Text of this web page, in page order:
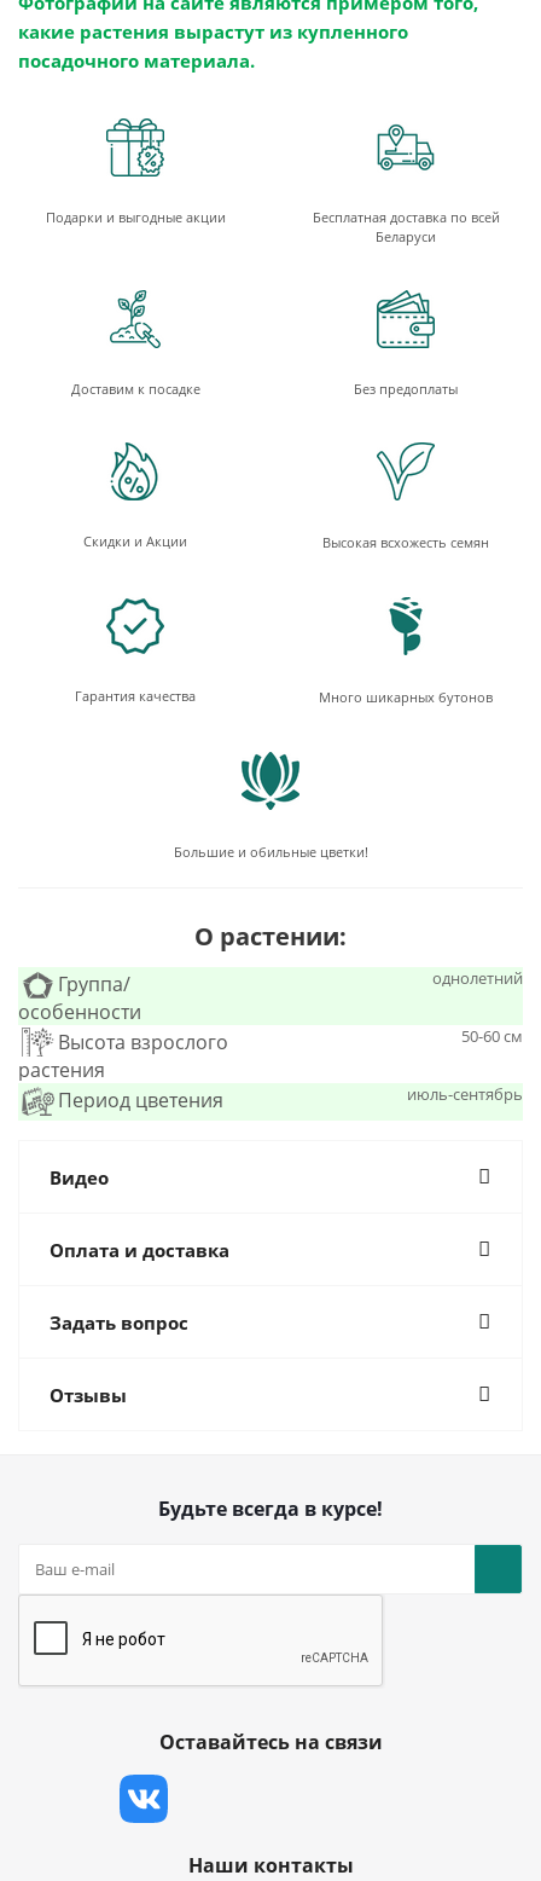
какие растения вырастут из купленного
посадочного материала.
Подарки и выгодные акции
Бесплатная доставка по всей
Беларуси
Доставим к посадке Без предоплаты
Скидки и Акции Высокая всхожесть семян
Гарантия качества Много шикарных бутонов
Большие и обильные цветки!
О растении:
Группа/
особенности
однолетний
Высота взрослого
растения
50-60 см
Период цветения июль-сентябрь
Видео
Оплата и доставка
Задать вопрос
Отзывы
Будьте всегда в курсе!
Оставайтесь на связи
Наши контакты